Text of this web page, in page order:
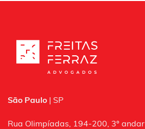
São Paulo | SP
Rua Olimpíadas, 194-200, 3º andar